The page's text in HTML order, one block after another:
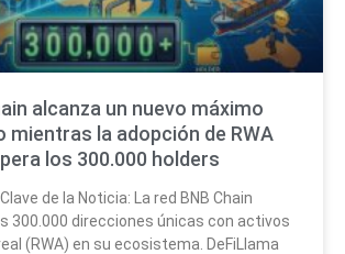
alcanza un nuevo máximo
mientras la adopción de RWA
los 300.000 holders
de la Noticia: La red BNB Chain
300.000 direcciones únicas con activos
(RWA) en su ecosistema. DeFiLlama